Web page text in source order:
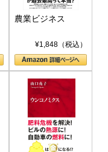
農業ビジネス
¥1,848（税込）